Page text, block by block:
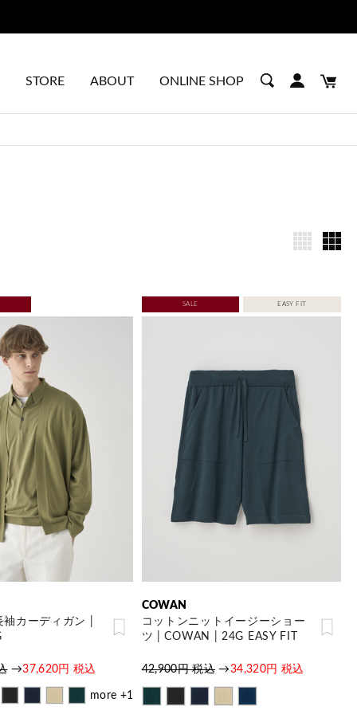
STORE ABOUT ONLINE SHOP
カーディガン |
→37,620円 税込
more +1
SALE EASY FIT
COWAN
コットンニットイージーショー
ツ | COWAN | 24G EASY FIT
42,900円 税込→34,320円 税込